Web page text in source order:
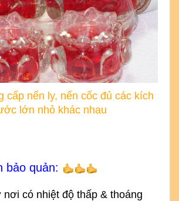
cấp nến ly, nến cốc đủ các kích
lớn nhỏ khác nhau
bảo quản:
nơi có nhiệt độ thấp & thoáng